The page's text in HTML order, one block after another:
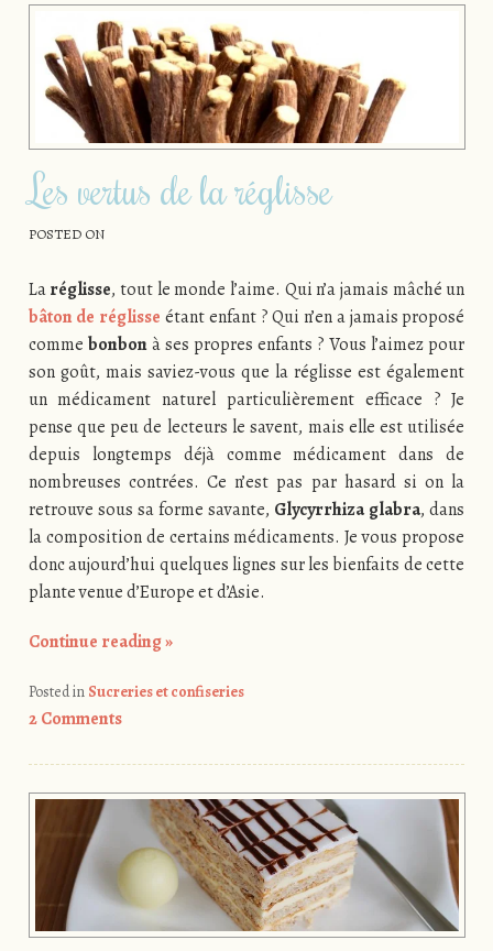
Les vertus de la réglisse
POSTED ON
Laréglisse, tout le monde l’aime. Qui n’a jamais mâché un
bâton de réglisse étant enfant ? Qui n’en a jamais proposé
comme bonbonà ses propres enfants ? Vous l’aimez pour
son goût, mais saviez-vous que la réglisse est également
un médicament naturel particulièrement efficace ? Je
pense que peu de lecteurs le savent, mais elle est utilisée
depuis longtemps déjà comme médicament dans de
nombreuses contrées. Ce n’est pas par hasard si on la
retrouve sous sa forme savante, Glycyrrhiza glabra, dans
la composition de certains médicaments. Je vous propose
donc aujourd’hui quelques lignes sur les bienfaits de cette
plante venue d’Europe et d’Asie.
Continue reading»
Posted in Sucreries et confiseries
2 Comments